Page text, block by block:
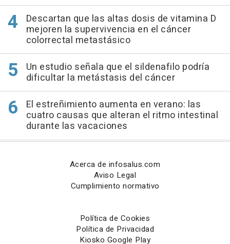
Descartan que las altas dosis de vitamina D
mejoren la supervivencia en el cáncer
colorrectal metastásico
Un estudio señala que el sildenafilo podría
dificultar la metástasis del cáncer
El estreñimiento aumenta en verano: las
cuatro causas que alteran el ritmo intestinal
durante las vacaciones
Acerca de infosalus.com
Aviso Legal
Cumplimiento normativo
Política de Cookies
Política de Privacidad
Kiosko Google Play